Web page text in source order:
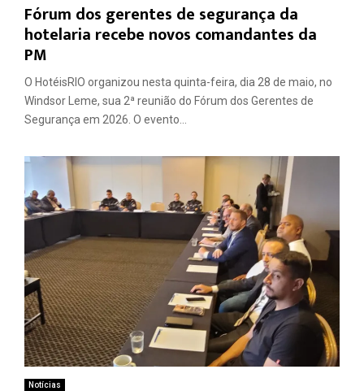
Fórum dos gerentes de segurança da
hotelaria recebe novos comandantes da
PM
O HotéisRIO organizou nesta quinta-feira, dia 28 de maio, no
Windsor Leme, sua 2ª reunião do Fórum dos Gerentes de
Segurança em 2026. O evento...
Notícias